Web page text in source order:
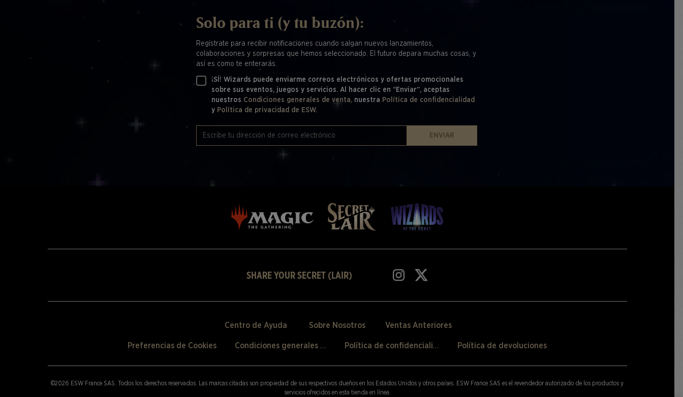
Solo para ti (y tu buzón):
Regístrate para recibir notificaciones cuando salgan nuevos lanzamientos,
colaboraciones y sorpresas que hemos seleccionado. El futuro depara muchas cosas, y
así es como te enterarás.
¡SÍ! Wizards puede enviarme correos electrónicos y ofertas promocionales
sobre sus eventos, juegos y servicios. Al hacer clic en “Enviar”, aceptas
nuestros Condiciones generales de venta, nuestra Política de confidencialidad
y Política de privacidad de ESW.
ENVIAR
SHARE YOUR SECRET (LAIR)
Centro de Ayuda Sobre Nosotros Ventas Anteriores
Preferencias de Cookies Condiciones generales de venta Política de confidencialidad Política de devoluciones
©2026 ESW France SAS. Todos los derechos reservados. Las marcas citadas son propiedad de sus respectivos dueños en los Estados Unidos y otros países.
ESW France SAS es el revendedor autorizado de los productos y
servicios ofrecidos en esta tienda en línea.